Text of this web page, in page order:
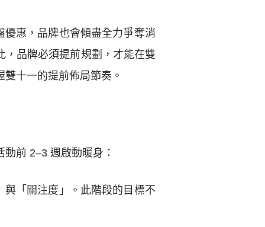
惠，品牌也會傾盡全力爭奪消
，品牌必須提前規劃，才能在雙
十一的提前佈局節奏。
前 2–3 週啟動暖身：
與「關注度」。此階段的目標不